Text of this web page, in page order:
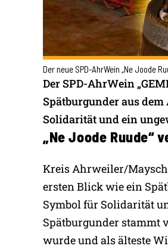
Der neue SPD-AhrWein „Ne Joode
Der SPD-AhrWein
Spätburgunder aus
Solidarität und ein
„Ne Joode Ruude“
Kreis Ahrweiler/
ersten Blick wie ein
Symbol für Solidarität
Spätburgunder stammt
wurde und als älteste